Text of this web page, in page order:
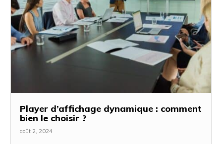
Player d’affichage dynamique : comment
bien le choisir ?
août 2, 2024